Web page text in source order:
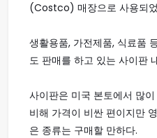
(Costco) 매장으로 사용되
생활용품, 가전제품, 식료품
도 판매를 하고 있는 사이판
사이판은 미국 본토에서 많
비해 가격이 비싼 편이지만
은 종류는 구매할 만하다.